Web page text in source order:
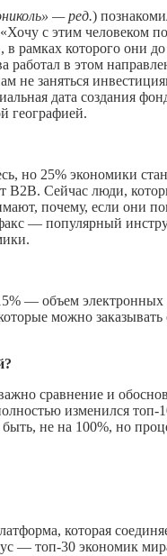
— ред.)
с этим человеком
рамках которого они
в этом
не заняться
дата создания
географией.
но 25% экономики
В2B. Сейчас люди,
почему, если они
— популярный
— объем электронных
можно
сравнение и
изменился
не на 100%, но
которая
— топ-30 экономик